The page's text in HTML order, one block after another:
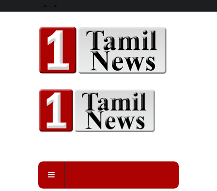
--> -->